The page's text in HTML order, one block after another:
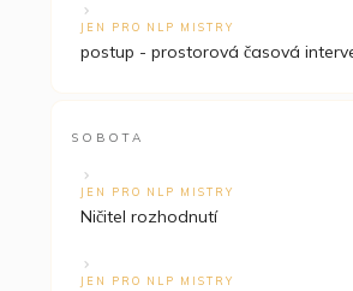
JEN PRO NLP MISTRY
postup - prostorová časová
SOBOTA
JEN PRO NLP MISTRY
Ničitel rozhodnutí
JEN PRO NLP MISTRY